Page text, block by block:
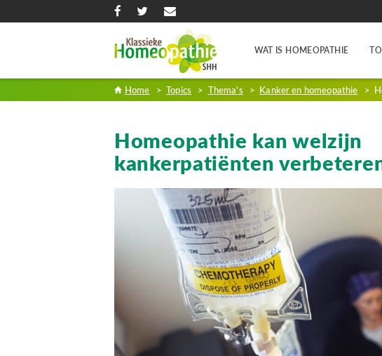
WAT IS HOMEOPATHIE
Home > Topics > Thema's > Kanker en homeopathie >
Homeopathie kan welzijn
kankerpatiënten